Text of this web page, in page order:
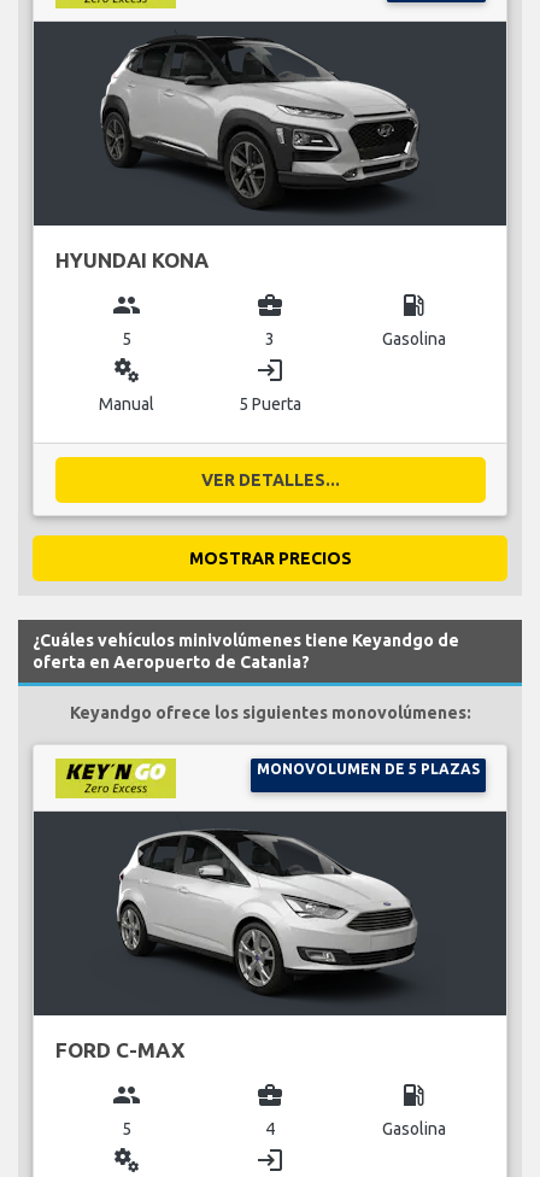
HYUNDAI KONA
group
5
business_center
3
local_gas_station
Gasolina
miscellaneous_services
Manual
login
5 Puerta
VER DETALLES...
MOSTRAR PRECIOS
¿Cuáles vehículos minivolúmenes tiene Keyandgo de
oferta en Aeropuerto de Catania?
Keyandgo ofrece los siguientes monovolúmenes:
MONOVOLUMEN DE 5 PLAZAS
FORD C-MAX
group
5
business_center
4
local_gas_station
Gasolina
miscellaneous_services login